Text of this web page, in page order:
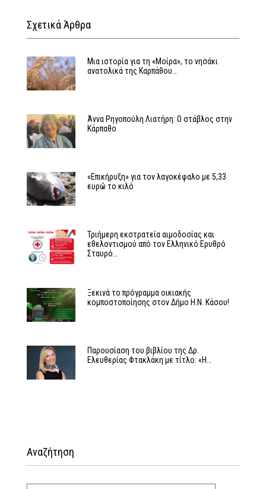
Σχετικά Άρθρα
Μια ιστορία για τη «Μοίρα», το νησάκι
ανατολικά της Καρπάθου…
Άννα Ρηγοπούλη Λιατήρη: Ο στάβλος στην
Κάρπαθο
«Επικήρυξη» για τον λαγοκέφαλο με 5,33
ευρώ το κιλό
Τριήμερη εκστρατεία αιμοδοσίας και
εθελοντισμού από τον Ελληνικό Ερυθρό
Σταυρό…
Ξεκινά το πρόγραμμα οικιακής
κομποστοποίησης στον Δήμο Η.Ν. Κάσου!
Παρουσίαση του βιβλίου της Δρ.
Ελευθερίας Φτακλάκη με τίτλο: «Η…
Αναζήτηση